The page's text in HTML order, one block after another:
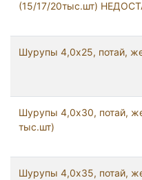
(15/17/20тыс.шт)
Шурупы 4,0x25, потай,
Шурупы 4,0x30, потай,
тыс.шт)
Шурупы 4,0x35, потай,